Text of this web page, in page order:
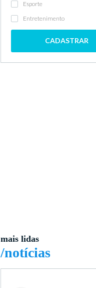
Esporte
Entretenimento
CADASTRAR
mais lidas
/notícias